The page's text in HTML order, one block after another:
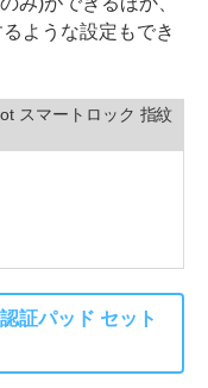
ような設定もでき
スマートロック 指紋
証パッド セット